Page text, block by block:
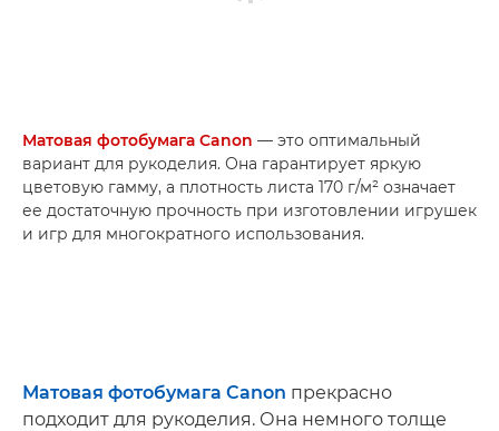
Матовая фотобумага Canon — это оптимальный
вариант для рукоделия. Она гарантирует яркую
цветовую гамму, а плотность листа 170 г/м² означает
ее достаточную прочность при изготовлении игрушек
и игр для многократного использования.
Матовая фотобумага Canon прекрасно
подходит для рукоделия. Она немного толще